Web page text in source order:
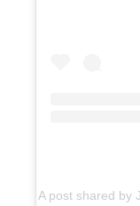
A post shared by